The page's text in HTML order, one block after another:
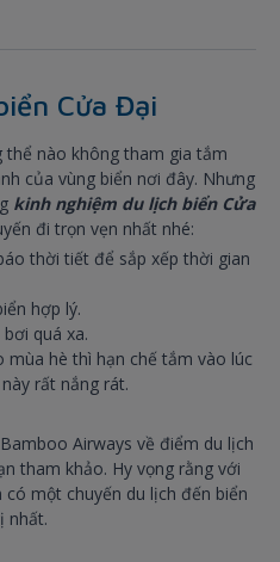
Cửa Đại
thể nào không tham gia tắm
của vùng biển nơi đây. Nhưng
kinh nghiệm du lịch biển Cửa
đi trọn vẹn nhất nhé:
thời tiết để sắp xếp thời gian
hợp lý.
quá xa.
mùa hè thì hạn chế tắm vào lúc
rất nắng rát.
Airways về điểm du lịch
tham khảo. Hy vọng rằng với
có một chuyến du lịch đến biển
nhất.